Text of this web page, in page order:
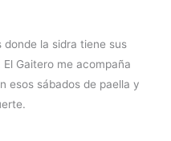
donde la sidra tiene sus
Gaitero me acompaña
esos sábados de paella y